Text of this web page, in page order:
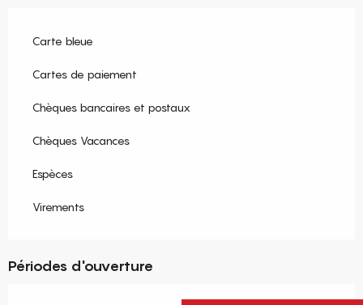
Carte bleue
Cartes de paiement
Chèques bancaires et postaux
Chèques Vacances
Espèces
Virements
Périodes d'ouverture